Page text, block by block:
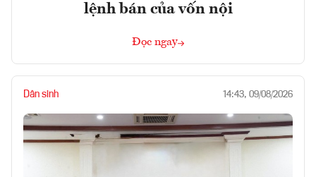
lệnh bán của vốn nội
Đọc ngay
Dân sinh 14:43, 09/08/2026